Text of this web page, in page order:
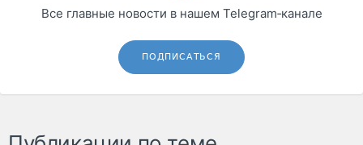
Все главные новости в нашем Telegram‑канале
ПОДПИСАТЬСЯ